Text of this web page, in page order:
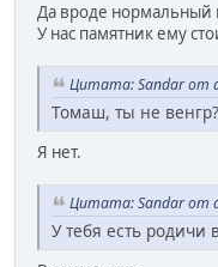
Да вроде нормальный
У нас памятник ему
Цитата: Sandar от
Томаш, ты не венгр?
Я нет.
Цитата: Sandar от
У тебя есть родичи